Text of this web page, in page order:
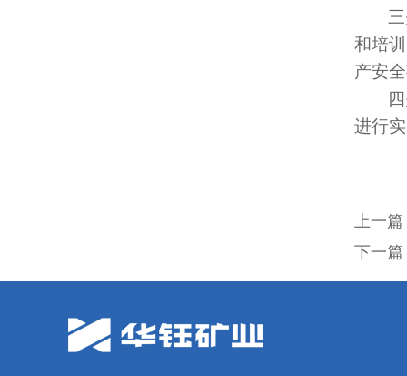
和培
产安
进行
上一篇
下一篇